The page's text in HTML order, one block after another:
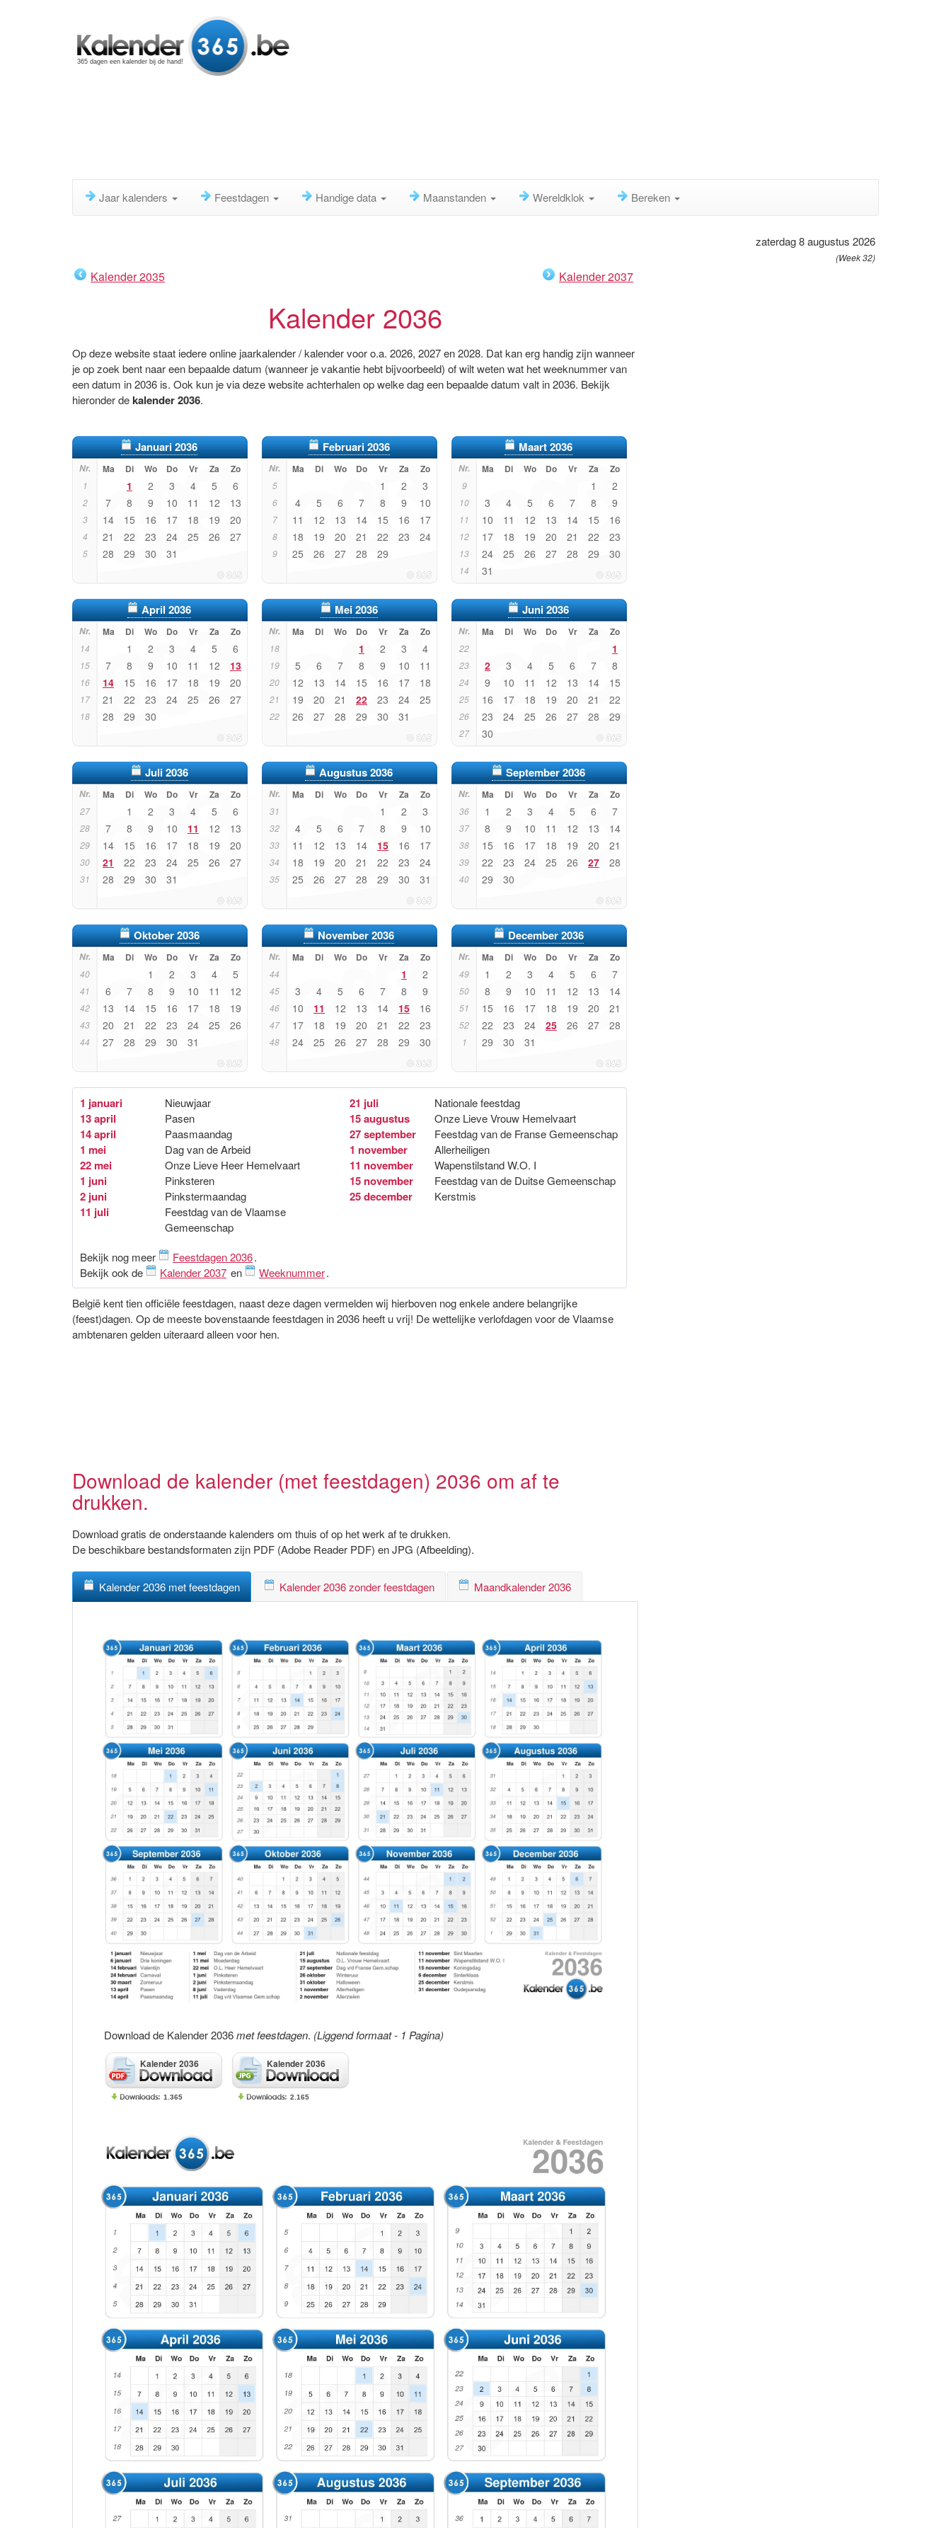
365 dagen een kalender bij de hand!
Jaar kalenders Feestdagen Handige data Maanstanden Wereldklok Bereken
zaterdag 8 augustus 2026
(Week 32)
Kalender 2035 Kalender 2037
Kalender 2036
Op deze website staat iedere online jaarkalender / kalender voor o.a. 2026, 2027 en 2028. Dat kan erg handig zijn wanneer
je op zoek bent naar een bepaalde datum (wanneer je vakantie hebt bijvoorbeeld) of wilt weten wat het weeknummer van
een datum in 2036 is. Ook kun je via deze website achterhalen op welke dag een bepaalde datum valt in 2036. Bekijk
hieronder dekalender 2036.
Januari 2036
Nr. Ma Di Wo Do Vr Za Zo
1 1 2 3 4 5 6
2 7 8 9 10 11 12 13
3 14 15 16 17 18 19 20
4 21 22 23 24 25 26 27
5 28 29 30 31
Februari 2036
Nr. Ma Di Wo Do Vr Za Zo
5 1 2 3
6 4 5 6 7 8 9 10
7 11 12 13 14 15 16 17
8 18 19 20 21 22 23 24
9 25 26 27 28 29
Maart 2036
Nr. Ma Di Wo Do Vr Za Zo
9 1 2
10 3 4 5 6 7 8 9
11 10 11 12 13 14 15 16
12 17 18 19 20 21 22 23
13 24 25 26 27 28 29 30
14 31
April 2036
Nr. Ma Di Wo Do Vr Za Zo
14 1 2 3 4 5 6
15 7 8 9 10 11 12 13
16 14 15 16 17 18 19 20
17 21 22 23 24 25 26 27
18 28 29 30
Mei 2036
Nr. Ma Di Wo Do Vr Za Zo
18 1 2 3 4
19 5 6 7 8 9 10 11
20 12 13 14 15 16 17 18
21 19 20 21 22 23 24 25
22 26 27 28 29 30 31
Juni 2036
Nr. Ma Di Wo Do Vr Za Zo
22 1
23 2 3 4 5 6 7 8
24 9 10 11 12 13 14 15
25 16 17 18 19 20 21 22
26 23 24 25 26 27 28 29
27 30
Juli 2036
Nr. Ma Di Wo Do Vr Za Zo
27 1 2 3 4 5 6
28 7 8 9 10 11 12 13
29 14 15 16 17 18 19 20
30 21 22 23 24 25 26 27
31 28 29 30 31
Augustus 2036
Nr. Ma Di Wo Do Vr Za Zo
31 1 2 3
32 4 5 6 7 8 9 10
33 11 12 13 14 15 16 17
34 18 19 20 21 22 23 24
35 25 26 27 28 29 30 31
September 2036
Nr. Ma Di Wo Do Vr Za Zo
36 1 2 3 4 5 6 7
37 8 9 10 11 12 13 14
38 15 16 17 18 19 20 21
39 22 23 24 25 26 27 28
40 29 30
Oktober 2036
Nr. Ma Di Wo Do Vr Za Zo
40 1 2 3 4 5
41 6 7 8 9 10 11 12
42 13 14 15 16 17 18 19
43 20 21 22 23 24 25 26
44 27 28 29 30 31
November 2036
Nr. Ma Di Wo Do Vr Za Zo
44 1 2
45 3 4 5 6 7 8 9
46 10 11 12 13 14 15 16
47 17 18 19 20 21 22 23
48 24 25 26 27 28 29 30
December 2036
Nr. Ma Di Wo Do Vr Za Zo
49 1 2 3 4 5 6 7
50 8 9 10 11 12 13 14
51 15 16 17 18 19 20 21
52 22 23 24 25 26 27 28
1 29 30 31
1 januari Nieuwjaar
13 april Pasen
14 april Paasmaandag
1 mei Dag van de Arbeid
22 mei Onze Lieve Heer Hemelvaart
1 juni Pinksteren
2 juni Pinkstermaandag
11 juli
Feestdag van de Vlaamse
Gemeenschap
21 juli Nationale feestdag
15 augustus Onze Lieve Vrouw Hemelvaart
27 september Feestdag van de Franse Gemeenschap
1 november Allerheiligen
11 november Wapenstilstand W.O. I
15 november Feestdag van de Duitse Gemeenschap
25 december Kerstmis
Bekijk nog meer Feestdagen 2036.
Bekijk ook de
Kalender 2037 en Weeknummer.
België kent tien officiële feestdagen, naast deze dagen vermelden wij hierboven nog enkele andere belangrijke
(feest)dagen. Op de meeste bovenstaande feestdagen in 2036 heeft u vrij! De wettelijke verlofdagen voor de Vlaamse
ambtenaren gelden uiteraard alleen voor hen.
Download de kalender (met feestdagen) 2036 om af te
drukken.
Download gratis de onderstaande kalenders om thuis of op het werk af te drukken.
De beschikbare bestandsformaten zijn PDF (Adobe Reader PDF) en JPG (Afbeelding).
Kalender 2036 met feestdagen Kalender 2036 zonder feestdagen Maandkalender 2036
Download de Kalender 2036met feestdagen. (Liggend formaat - 1 Pagina)
Kalender 2036
1.365
Kalender 2036
2.165